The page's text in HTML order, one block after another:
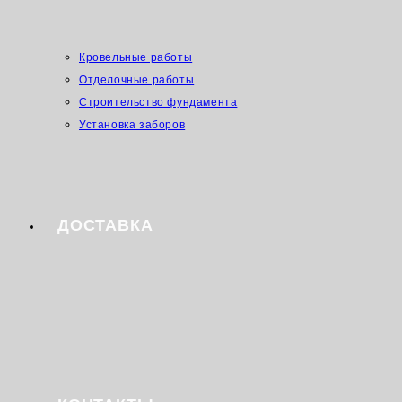
Кровельные работы
Отделочные работы
Строительство фундамента
Установка заборов
ДОСТАВКА